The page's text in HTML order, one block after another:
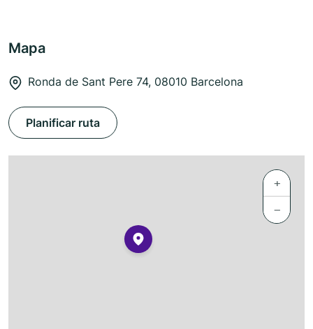
Mapa
Ronda de Sant Pere 74, 08010 Barcelona
Planificar ruta
+
−